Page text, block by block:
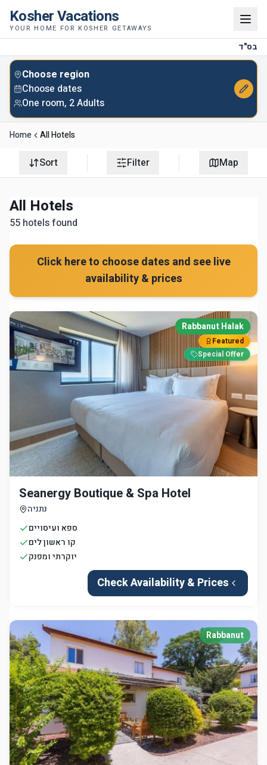
Kosher Vacations
YOUR HOME FOR KOSHER GETAWAYS
בס"ד
Choose region
Choose dates
One room, 2 Adults
Home All Hotels
Sort Filter Map
All Hotels
55 hotels found
Click here to choose dates and see live
availability & prices
Rabbanut Halak
Featured
Special Offer
Seanergy Boutique & Spa Hotel
נתניה
ספא ועיסויים
קו ראשון לים
יוקרתי ומפנק
Check Availability & Prices
Rabbanut